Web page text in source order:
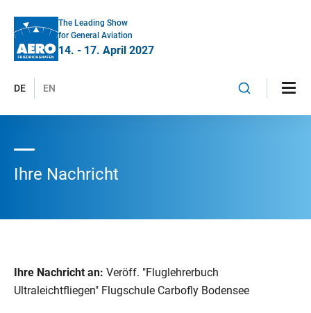
The Leading Show
for General Aviation
14. - 17. April 2027
DE EN
Ihre Nachricht
Ihre Nachricht an: Veröff. "Fluglehrerbuch
Ultraleichtfliegen" Flugschule Carbofly Bodensee